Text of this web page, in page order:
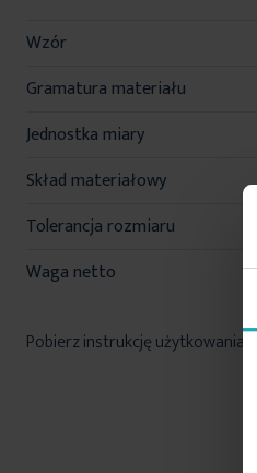
Wzór
Gramatura materiału
Jednostka miary
Skład materiałowy
Tolerancja rozmiaru
Waga netto
Pobierz instrukcję użytkowania i